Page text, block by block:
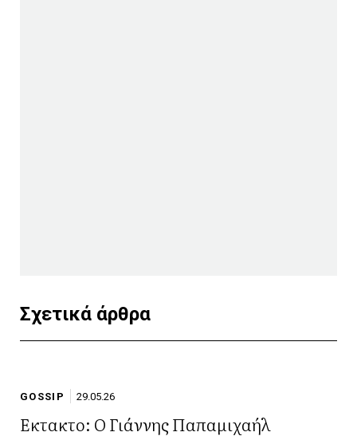
Σχετικά άρθρα
GOSSIP 29.05.26
Έκτακτο: Ο Γιάννης Παπαμιχαήλ